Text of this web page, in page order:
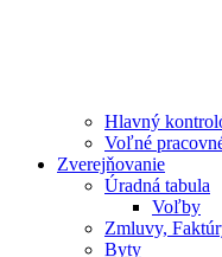
Hlavný
Voľné
Zverejňovanie
Úradná tabula
Voľby
Zmluvy,
Byty